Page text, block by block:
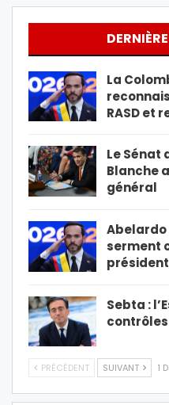
La
RASD et
Le Sénat
Blanche
général
Abelardo
serment
Sebta :
PRÉCÉDENT SUIVANT 1